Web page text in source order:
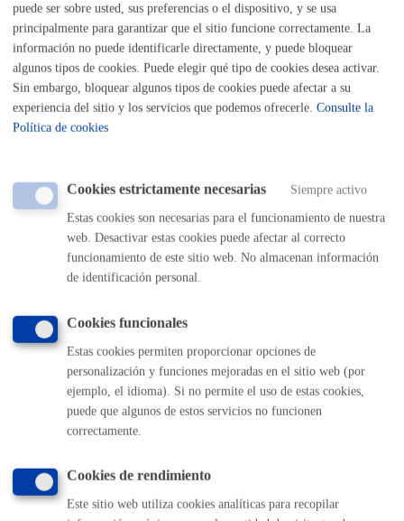
Foral 16/1989, de 5 de julio, del Impuesto sobre el Incremento de
Valor de los Terrenos de Naturaleza Urbana. -Decreto Foral
38/2006, de 2 de agosto, por el que se aprueba el Reglamento de
Recaudación del Territorio Histórico de Gipuzkoa. Cumplimiento
de obligación legal art.6.1.c) RGPD: - Real Decreto Legislativo
2/2004, de 5 de marzo por el que se aprueba el Texto Refundido de
Gipuzkoa - Decreto Foral 41/2006, de 26 de setiembre, por el que
se aprueba el Reglamento de Desarrollo de la Norma Foral General
Tributaria del Territorio Histórico de Gipuzkoa en materia de
Revisión en Vía Administrativa. - Ordenanza de Recaudación de los
Tributos y otros Ingresos de Derecho Público del Ayuntamiento De
Destinatarios
Las establecidas legalmente y que sean de aplicación en el ámbito
de este tratamiento.
si el Ayuntamiento de San Sebastián está tratando sus datos
personales. Además, tendrán derecho a solicitar:
puede ser sobre usted, sus preferencias o el dispositivo, y se usa
principalmente para garantizar que el sitio funcione correctamente. La
información no puede identificarle directamente, y puede bloquear
algunos tipos de cookies. Puede elegir qué tipo de cookies desea activar.
Sin embargo, bloquear algunos tipos de cookies puede afectar a su
experiencia del sitio y los servicios que podemos ofrecerle. Consulte la
Política de cookies
Cookies estrictamente necesarias Siempre activo
Estas cookies son necesarias para el funcionamiento de nuestra
web. Desactivar estas cookies puede afectar al correcto
funcionamiento de este sitio web. No almacenan información
de identificación personal.
Cookies funcionales
Estas cookies permiten proporcionar opciones de
personalización y funciones mejoradas en el sitio web (por
ejemplo, el idioma). Si no permite el uso de estas cookies,
puede que algunos de estos servicios no funcionen
correctamente.
Cookies de rendimiento
Este sitio web utiliza cookies analíticas para recopilar